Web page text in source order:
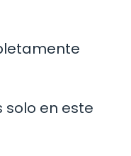
solo en este